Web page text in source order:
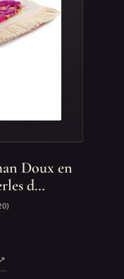
Doux en
d…